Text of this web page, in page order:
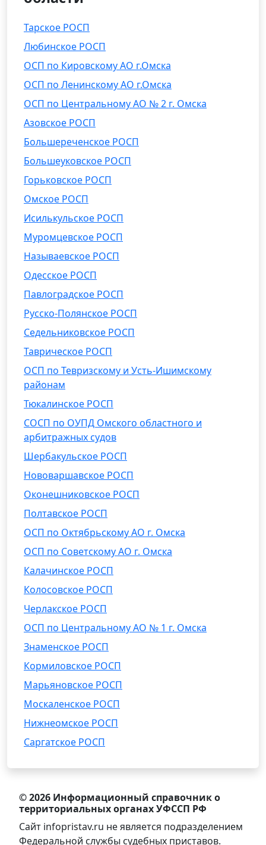
Тарское РОСП
Любинское РОСП
ОСП по Кировскому АО г.Омска
ОСП по Ленинскому АО г.Омска
ОСП по Центральному АО № 2 г. Омска
Азовское РОСП
Большереченское РОСП
Большеуковское РОСП
Горьковское РОСП
Омское РОСП
Исилькульское РОСП
Муромцевское РОСП
Называевское РОСП
Одесское РОСП
Павлоградское РОСП
Русско-Полянское РОСП
Седельниковское РОСП
Таврическое РОСП
ОСП по Тевризскому и Усть-Ишимскому
районам
Тюкалинское РОСП
СОСП по ОУПД Омского областного и
арбитражных судов
Шербакульское РОСП
Нововаршавское РОСП
Оконешниковское РОСП
Полтавское РОСП
ОСП по Октябрьскому АО г. Омска
ОСП по Советскому АО г. Омска
Калачинское РОСП
Колосовское РОСП
Черлакское РОСП
ОСП по Центральному АО № 1 г. Омска
Знаменское РОСП
Кормиловское РОСП
Марьяновское РОСП
Москаленское РОСП
Нижнеомское РОСП
Саргатское РОСП
© 2026 Информационный справочник о
территориальных органах УФССП РФ
Сайт infopristav.ru не является подразделением
Федеральной службы судебных приставов.